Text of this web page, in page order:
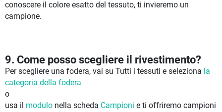
conoscere il colore esatto del tessuto, ti invieremo un
campione.
9. Come posso scegliere il rivestimento?
Per scegliere una fodera, vai su Tutti i tessuti e seleziona la
categoria della fodera
o
usa il modulo nella scheda Campioni e ti offriremo campioni